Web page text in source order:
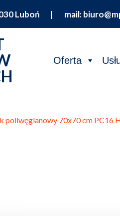
030 Luboń | mail:
Oferta